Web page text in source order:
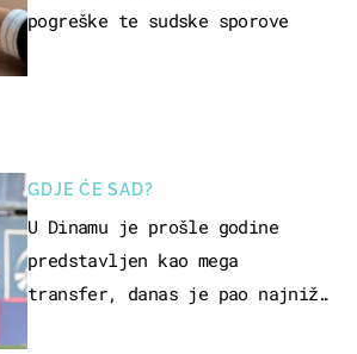
GDJE ĆE SAD?
U Dinamu je prošle godine
predstavljen kao mega
transfer, danas je pao najniže
pogreške te sudske sporove